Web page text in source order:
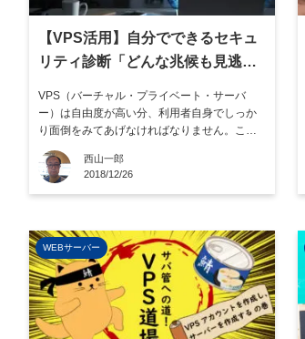
【VPS活用】自分でできるセキュ
リティ診断「どんな兆候も見逃さ
VPS（バーチャル・プライベート・サーバ
ー）は自由度が高い分、利用者自身でしっか
り面倒をみてあげなければなりません。この
日々の点検も大切です。その手段としてセキ
ュリティ診断ツールがあります。この記事で
は、これらの監視対象や導入方法をまとめて
利 […]
西山一郎
2018/12/26
WEBサーバー